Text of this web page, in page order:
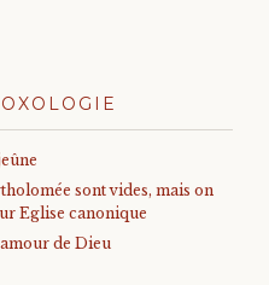
sont vides, mais on
Eglise canonique
de Dieu